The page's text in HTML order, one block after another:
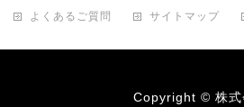
よくあるご質問 サイトマップ
Copyright © 株